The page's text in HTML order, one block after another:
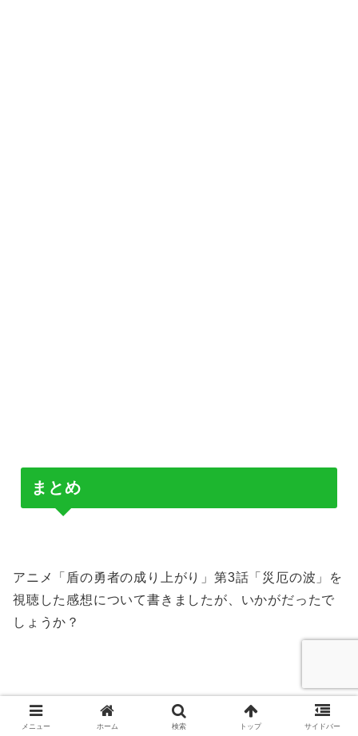
まとめ
アニメ「盾の勇者の成り上がり」第3話「災厄の波」を
視聴した感想について書きましたが、いかがだったで
しょうか？
今回はとにもかくにもラフタリアが一番の注目ポイン
トだったわけなんですが、この短期間にあまりにも成
メニュー ホーム 検索 トップ サイドバー